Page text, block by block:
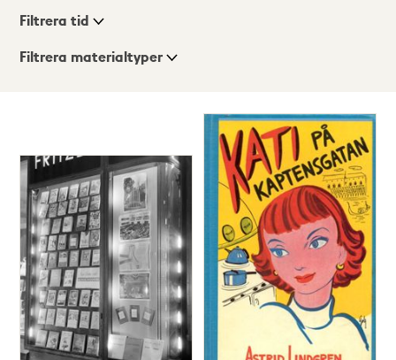
Visningsläge
Filtrera tid
Filtrera materialtyper